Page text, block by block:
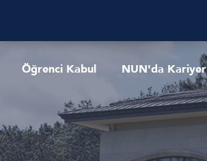
Öğrenci Kabul NUN'da Kariyer